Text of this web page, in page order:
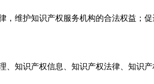
维护知识产权服务机构的合法权益；
知识产权信息、知识产权法律、知识